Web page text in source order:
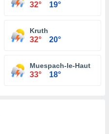
32° 19°
Kruth
32° 20°
Muespach-le-Haut
33° 18°